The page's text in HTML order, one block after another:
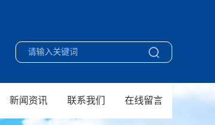
新闻资讯 联系我们 在线留言